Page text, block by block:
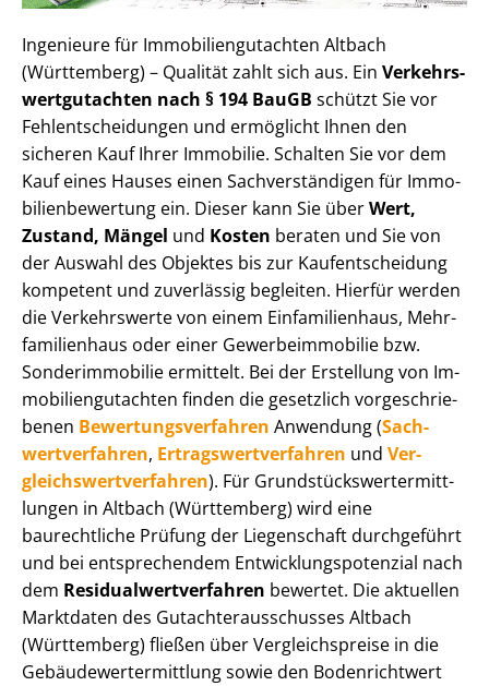
Ingenieure für Im­mo­bi­li­en­gut­ach­ten Altbach
(Württemberg) – Qualität zahlt sich aus. Ein Ver­kehrs­
wert­gut­ach­ten nach § 194 BauGB schützt Sie vor
Fehl­ent­schei­dun­gen und ermöglicht Ihnen den
sicheren Kauf Ihrer Immobilie. Schalten Sie vor dem
Kauf eines Hauses einen Sach­ver­stän­di­gen für Im­mo­
bi­li­en­be­wer­tung ein. Dieser kann Sie überWert,
Zustand, Mängel und Kosten beraten und Sie von
der Auswahl des Objektes bis zur Kauf­ent­schei­dung
kompetent und zuverlässig begleiten. Hierfür werden
die Verkehrswerte von einem Einfamilienhaus, Mehr­
fa­mi­li­en­haus oder einer Ge­wer­be­im­mo­bi­lie bzw.
Sonderimmobilie ermittelt. Bei der Erstellung von Im­
mo­bi­li­en­gut­ach­ten finden die gesetzlich vor­ge­schrie­
be­nen Be­wer­tungs­ver­fah­ren Anwendung (Sach­
wert­ver­fah­ren, Er­trags­wert­ver­fah­ren und Ver­
gleichs­wert­ver­fah­ren). Für Grund­stücks­wert­ermitt­
lun­gen in Altbach (Württemberg) wird eine
baurechtliche Prüfung der Liegenschaft durchgeführt
und bei entsprechendem Ent­wick­lungs­po­ten­zi­al nach
dem Re­si­du­al­wert­ver­fah­ren bewertet. Die aktuellen
Marktdaten des Gut­ach­ter­aus­schus­ses Altbach
(Württemberg) fließen über Ver­gleichs­prei­se in die
Ge­bäu­de­wert­ermitt­lung sowie den Bodenrichtwert